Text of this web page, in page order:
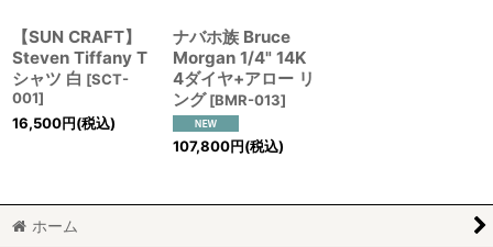
【SUN CRAFT】
Steven Tiffany T
シャツ 白 [SCT-
001]
16,500円(税込)
ナバホ族 Bruce
Morgan 1/4" 14K
4ダイヤ+アロー リ
ング [BMR-013]
107,800円(税込)
ホーム